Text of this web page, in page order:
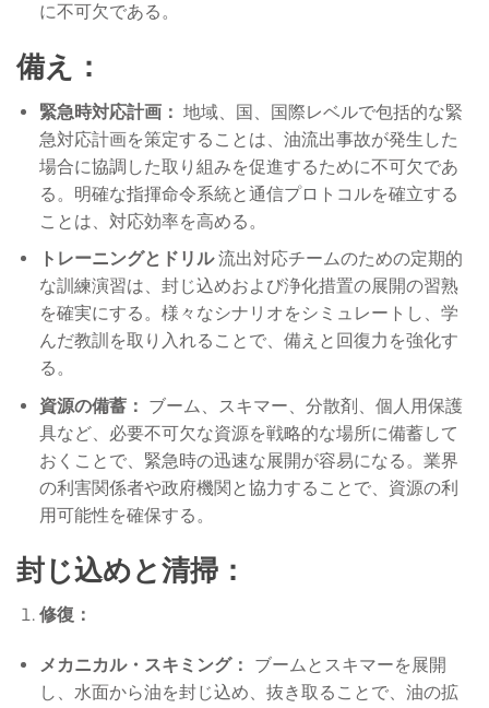
に不可欠である。
備え：
緊急時対応計画： 地域、国、国際レベルで包括的な緊
急対応計画を策定することは、油流出事故が発生した
場合に協調した取り組みを促進するために不可欠であ
る。明確な指揮命令系統と通信プロトコルを確立する
ことは、対応効率を高める。
トレーニングとドリル流出対応チームのための定期的
な訓練演習は、封じ込めおよび浄化措置の展開の習熟
を確実にする。様々なシナリオをシミュレートし、学
んだ教訓を取り入れることで、備えと回復力を強化す
る。
資源の備蓄： ブーム、スキマー、分散剤、個人用保護
具など、必要不可欠な資源を戦略的な場所に備蓄して
おくことで、緊急時の迅速な展開が容易になる。業界
の利害関係者や政府機関と協力することで、資源の利
用可能性を確保する。
封じ込めと清掃：
修復：
メカニカル・スキミング： ブームとスキマーを展開
し、水面から油を封じ込め、抜き取ることで、油の拡